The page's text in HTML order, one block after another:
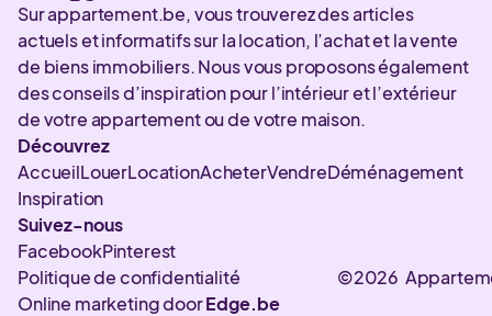
Sur appartement.be, vous trouverez des articles
actuels et informatifs sur la location, l’achat et la vente
de biens immobiliers. Nous vous proposons également
des conseils d’inspiration pour l’intérieur et l’extérieur
de votre appartement ou de votre maison.
Découvrez
AccueilLouerLocationAcheterVendreDéménagement
Inspiration
Suivez-nous
FacebookPinterest
©2026
Politique de confidentialité
Online marketing doorEdge.be